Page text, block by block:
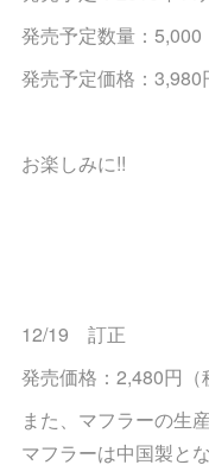
発売予定数量：5,000
発売予定価格：3,980
お楽しみに!!
12/19 訂正
発売価格：2,480円（
また、マフラーの生
マフラーは中国製と